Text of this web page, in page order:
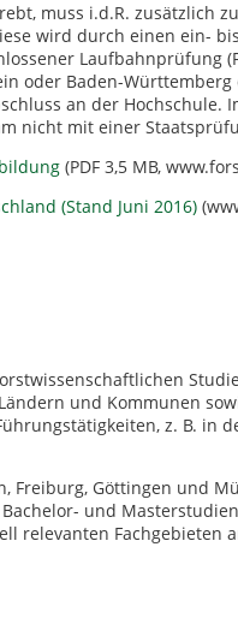
muss i.d.R. zusätzlich
wird durch einen ein-
Laufbahnprüfung
oder Baden-
an der Hochschule.
nicht mit einer
(PDF 3,5 MB,
(Stand Juni 2016)
und Kommunen
z. B. in
Freiburg, Göttingen und
und
relevanten Fachgebieten